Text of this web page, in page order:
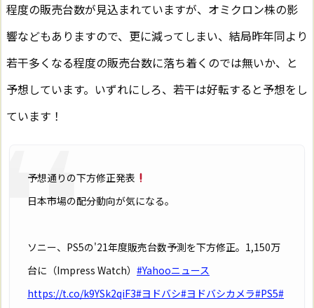
程度の販売台数が見込まれていますが、オミクロン株の影
響などもありますので、更に減ってしまい、結局昨年同より
若干多くなる程度の販売台数に落ち着くのでは無いか、と
予想しています。いずれにしろ、若干は好転すると予想をし
ています！
予想通りの下方修正発表
日本市場の配分動向が気になる。
ソニー、PS5の'21年度販売台数予測を下方修正。1,150万
台に（Impress Watch） #Yahooニュース
https://t.co/k9YSk2qiF3#ヨドバシ#ヨドバシカメラ#PS5#